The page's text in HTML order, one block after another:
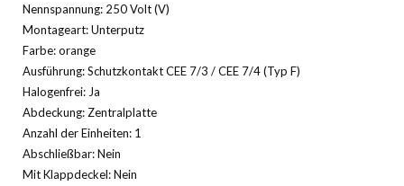
Nennspannung: 250 Volt (V)
Montageart: Unterputz
Farbe: orange
Ausführung: Schutzkontakt CEE 7/3 / CEE 7/4 (Typ F)
Halogenfrei: Ja
Abdeckung: Zentralplatte
Anzahl der Einheiten: 1
Abschließbar: Nein
Mit Klappdeckel: Nein